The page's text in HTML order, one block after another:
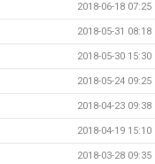
2018-06-18 07:25
2018-05-31 08:18
2018-05-30 15:30
2018-05-24 09:25
2018-04-23 09:38
2018-04-19 15:10
2018-03-28 09:35